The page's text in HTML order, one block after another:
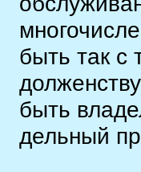
быть так с
быть
дельный